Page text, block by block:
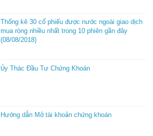
Thống kê 30 cổ phiếu được nước ngoài giao dịch
mua ròng nhiều nhất trong 10 phiên gần đây
(08/08/2018)
Ủy Thác Đầu Tư Chứng Khoán
Hướng dẫn Mở tài khoản chứng khoán